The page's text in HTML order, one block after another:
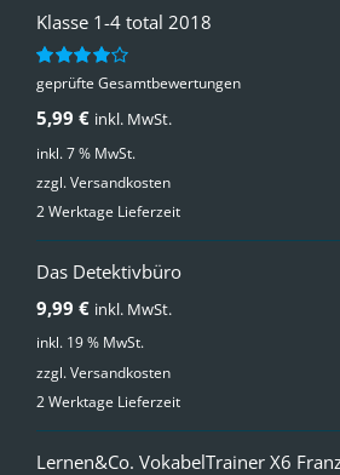
Klasse 1-4 total 2018
Bewertet
von 5
geprüfte Gesamtbewertungen
5,99 € inkl. MwSt.
inkl. 7 % MwSt.
zzgl.Versandkosten
2 Werktage Lieferzeit
Das Detektivbüro
9,99 € inkl. MwSt.
inkl. 19 % MwSt.
zzgl.Versandkosten
2 Werktage Lieferzeit
Lernen&Co. VokabelTrainer X6